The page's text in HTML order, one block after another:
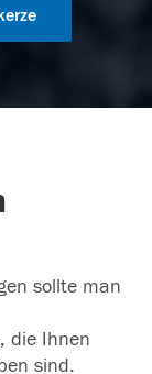
sollte man
die Ihnen
sind.